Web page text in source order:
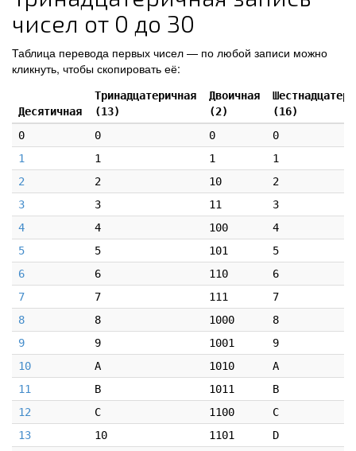
чисел от 0 до 30
Таблица перевода первых чисел — по любой записи можно
кликнуть, чтобы скопировать её:
Десятичная
Тринадцатеричная
(13)
Двоичная
(2)
(16)
0
0 0
0
1
1 1
1
2
2 10
2
3
3 11
3
4
4 100
4
5
5 101
5
6
6 110
6
7
7 111
7
8
8 1000
8
9
9 1001
9
10
A 1010
A
11
B 1011
B
12
C 1100
C
13
10 1101
D